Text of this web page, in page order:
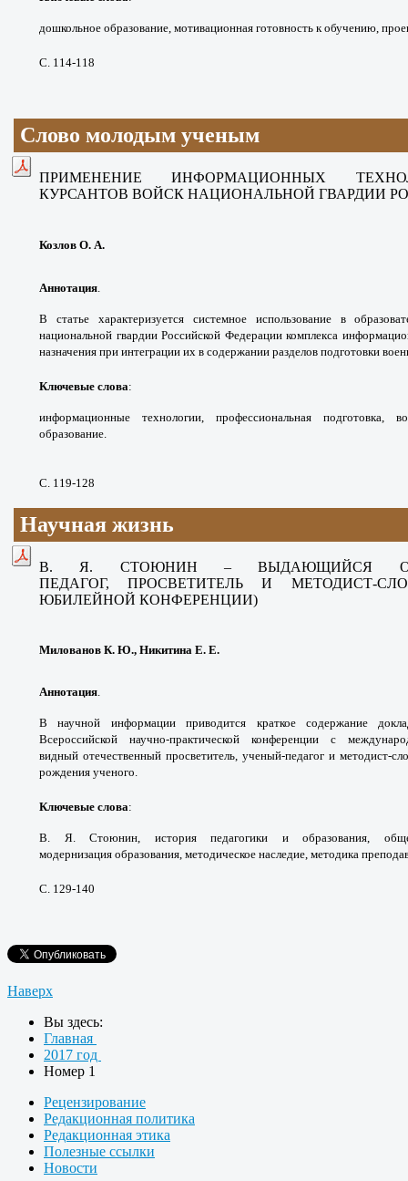
дошкольное образование, мотивационная готовность к обучению,
С. 114-118
Слово молодым ученым
ПРИМЕНЕНИЕ ИНФОРМАЦИОННЫХ
КУРСАНТОВ ВОЙСК НАЦИОНАЛЬНОЙ ГВАРДИИ
Козлов О.
Аннотация.
В статье характеризуется системное использование в
национальной гвардии Российской Федерации комплекса
назначения при интеграции их в содержании разделов подготовки
Ключевые слова:
информационные технологии, профессиональная подготовка,
образование.
С. 119-128
Научная жизнь
В. Я. СТОЮНИН – ВЫДАЮЩИЙСЯ
ПЕДАГОГ,ПРОСВЕТИТЕЛЬ И МЕТОДИСТ-
ЮБИЛЕЙНОЙ КОНФЕРЕНЦИИ)
Милованов К. Ю., Никитина Е. Е.
Аннотация.
В научной информации приводится краткое содержание
Всероссийской научно-практической конференции с
видный отечественный просветитель, ученый-педагог и методист-
рождения ученого.
Ключевые слова:
В. Я. Стоюнин, история педагогики и образования,
модернизация образования, методическое наследие, методика
С. 129-140
Наверх
Вы здесь:
Главная
2017 год
Номер 1
Рецензирование
Редакционная политика
Редакционная этика
Полезные ссылки
Новости